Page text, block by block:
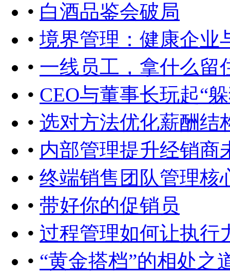
• 白酒品鉴会破局
• 境界管理：健康企业
• 一线员工，拿什么留
• CEO与董事长玩起“
• 选对方法优化薪酬结
• 内部管理提升经销商
• 终端销售团队管理核
• 带好你的促销员
• 过程管理如何让执行
• “黄金搭档”的相处之